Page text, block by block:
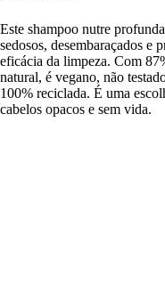
Este shampoo nutre
sedosos, desembaraçados e
eficácia da limpeza. Com
natural, é vegano, não
100% reciclada. É uma
cabelos opacos e sem vida.